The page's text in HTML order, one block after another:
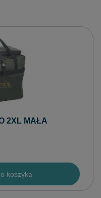
2XL MAŁA
koszyka